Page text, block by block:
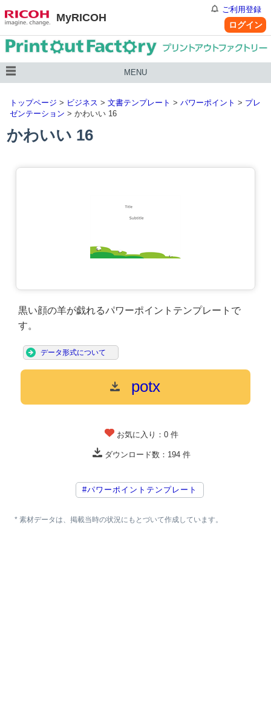
MyRICOH
ご利用登録
ログイン
MENU
トップページ > ビジネス > 文書テンプレート > パワーポイント > プレ
ゼンテーション > かわいい 16
かわいい 16
黒い顔の羊が戯れるパワーポイントテンプレートで
す。
データ形式について
potx
お気に入り：0 件
ダウンロード数： 194 件
#パワーポイントテンプレート
* 素材データは、掲載当時の状況にもとづいて作成しています。